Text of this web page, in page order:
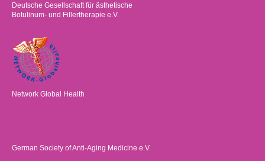
Deutsche Gesellschaft für ästhetische
Botulinum- und Fillertherapie e.V.
Network Global Health
German Society of Anti-Aging Medicine e.V.